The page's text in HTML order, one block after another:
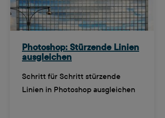
Photoshop: Stürzende Linien
ausgleichen
Schritt für Schritt stürzende
Linien in Photoshop ausgleichen